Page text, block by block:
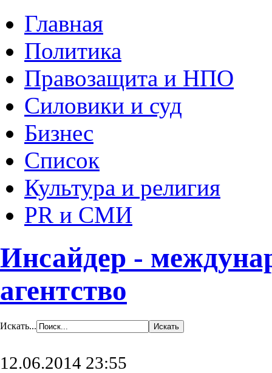
Главная
Политика
Правозащита и НПО
Силовики и суд
Бизнес
Список
Культура и религия
PR и СМИ
Инсайдер -
агентство
Искать...
12.06.2014 23:55